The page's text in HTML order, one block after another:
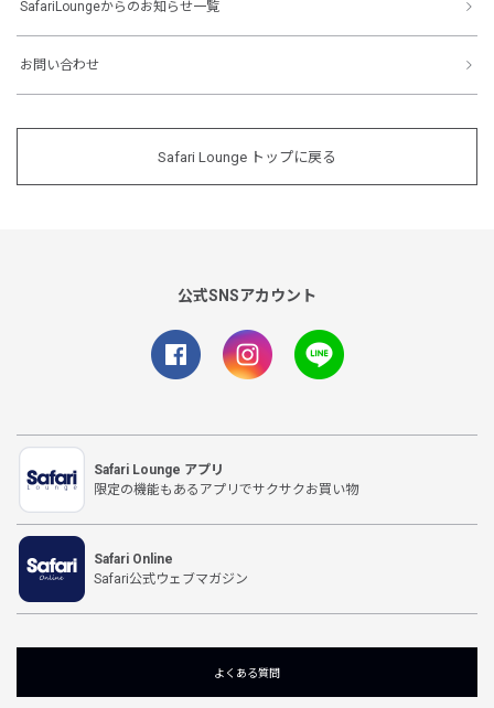
SafariLoungeからのお知らせ一覧
お問い合わせ
Safari Lounge トップに戻る
公式SNSアカウント
Safari Lounge アプリ
限定の機能もあるアプリでサクサクお買い物
Safari Online
Safari公式ウェブマガジン
よくある質問